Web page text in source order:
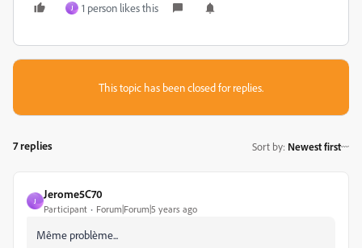
J 1 person likes this
This topic has been closed for replies.
7 replies Sort by: Newest first
J
Jerome5C70
Participant Forum|Forum|5 years ago
Même problème...